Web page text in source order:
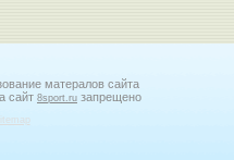
матералов сайта
сайт 8sport.ru запрещено